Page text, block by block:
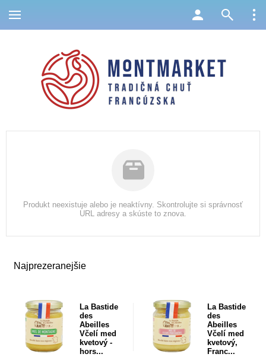
Najprezeranejšie
La Bastide
des
Abeilles
Včelí med
kvetový -
hors...
La Bastide
des
Abeilles
Včelí med
kvetový,
Franc...
Produkt neexistuje alebo je neaktívny. Skontrolujte si správnosť
URL adresy a skúste to znova.